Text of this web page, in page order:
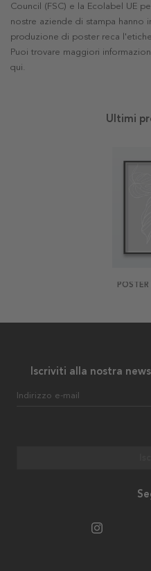
Council (FSC) e la Ecolabel UE
nostre aziende di stampa hanno
produzione di poster reca
Puoi trovare maggiori
qui.
Ultimi
Iscriviti alla nostra
Indirizzo e-mail